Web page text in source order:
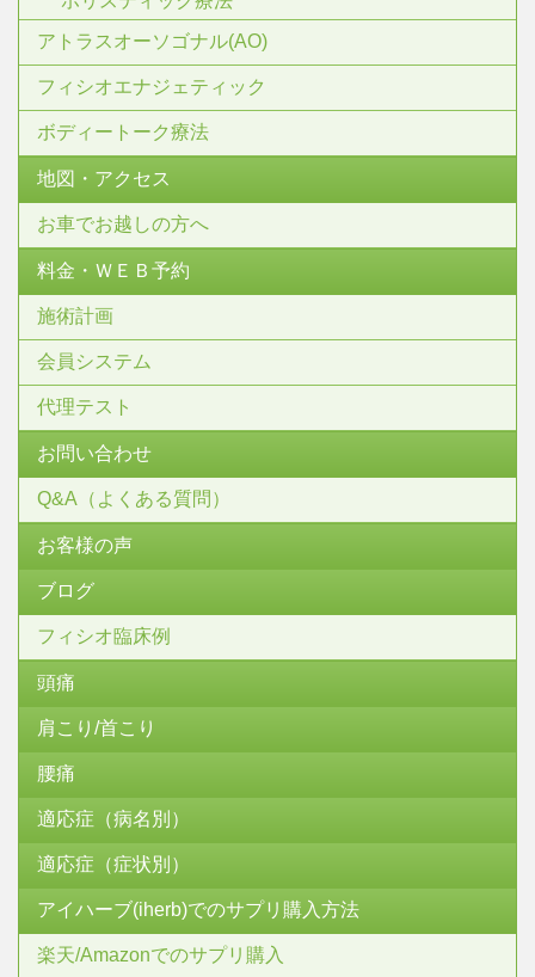
アトラスオーソゴナル(AO)
フィシオエナジェティック
ボディートーク療法
地図・アクセス
お車でお越しの方へ
料金・ＷＥＢ予約
施術計画
会員システム
代理テスト
お問い合わせ
Q&A（よくある質問）
お客様の声
ブログ
フィシオ臨床例
頭痛
肩こり/首こり
腰痛
適応症（病名別）
適応症（症状別）
アイハーブ(iherb)でのサプリ購入方法
楽天/Amazonでのサプリ購入